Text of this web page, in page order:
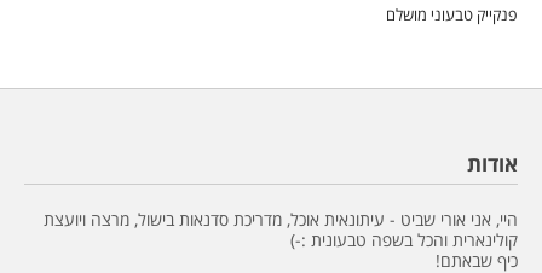
פנקייק טבעוני מושלם
אודות
היי, אני אורי שביט - עיתונאית אוכל, מדריכת סדנאות בישול, מרצה ויועצת
קולינארית והכל בשפה טבעונית :-)
כיף שבאתם!